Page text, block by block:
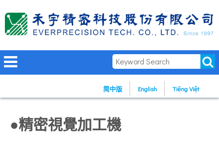
简中版 English Tiếng Việt
●精密視覺加工機